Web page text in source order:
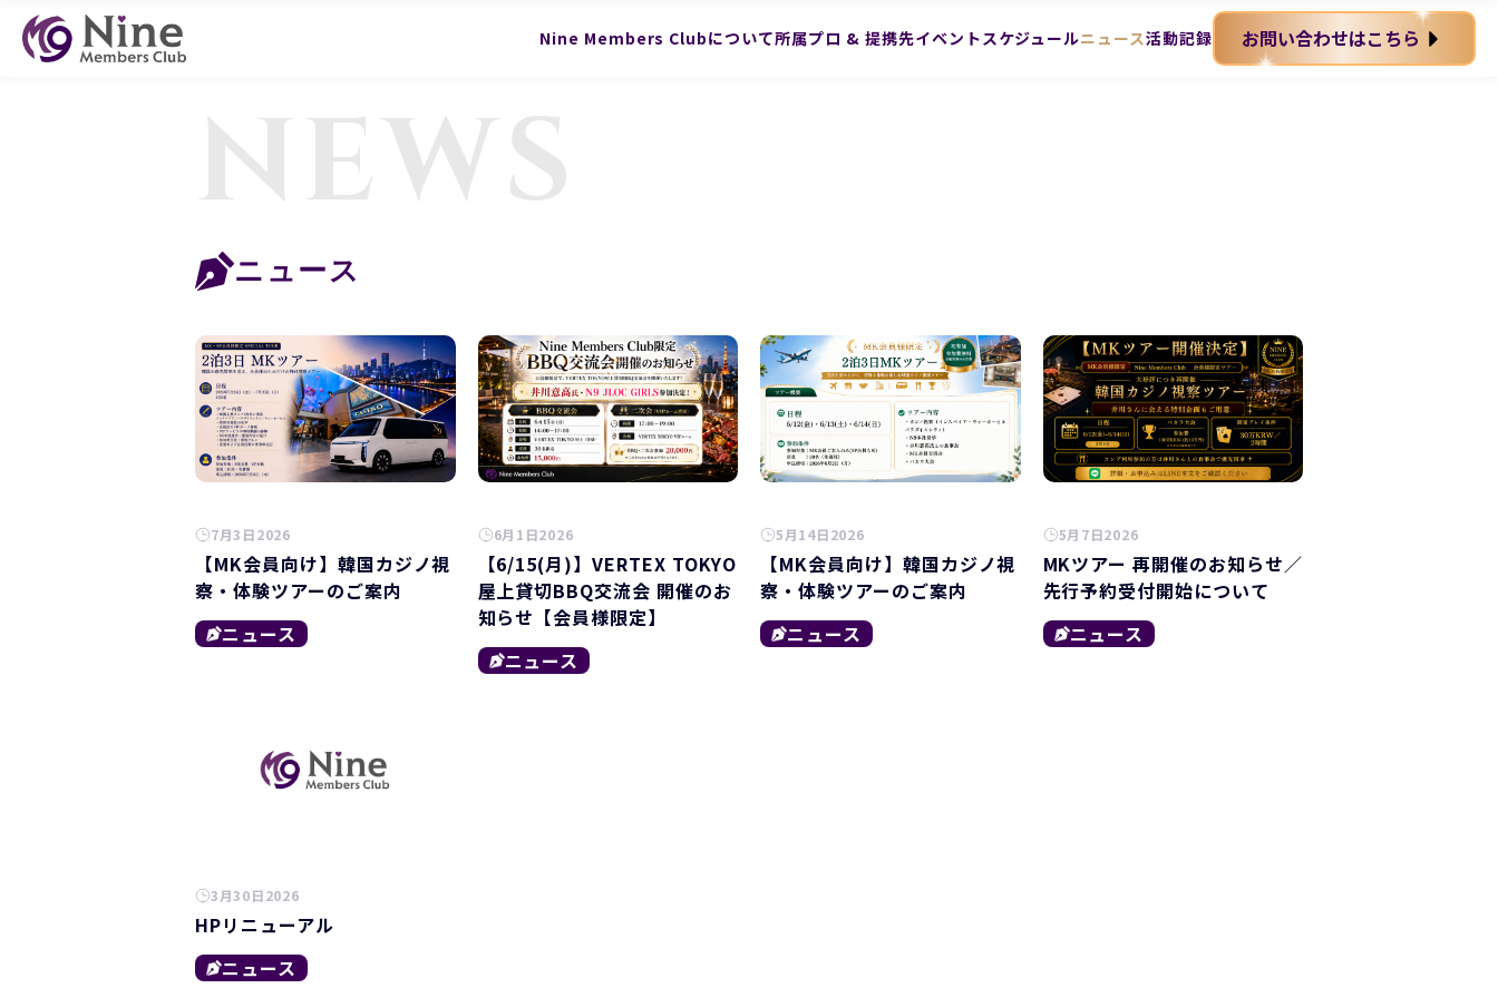
Nine Members Clubについて所属プロ & 提携先イベントスケジュールニュース活動記録 お問い合わせはこちら
ニュース
7月3日2026
【MK会員向け】韓国カジノ視
察・体験ツアーのご案内
ニュース
6月1日2026
【6/15(月)】VERTEX TOKYO
屋上貸切BBQ交流会 開催のお
知らせ【会員様限定】
ニュース
5月14日2026
【MK会員向け】韓国カジノ視
察・体験ツアーのご案内
ニュース
5月7日2026
MKツアー 再開催のお知らせ／
先行予約受付開始について
ニュース
3月30日2026
HPリニューアル
ニュース